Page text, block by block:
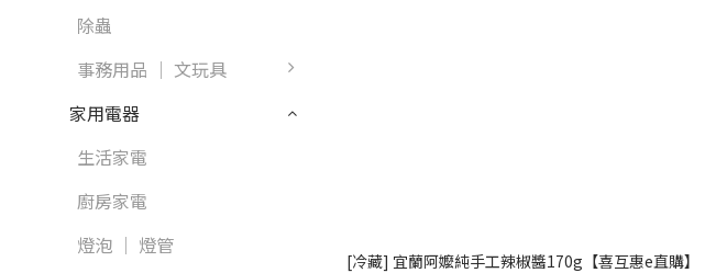
除蟲
事務用品 │ 文玩具
家用電器
生活家電
廚房家電
燈泡 │ 燈管
[冷藏] 宜蘭阿嬤純手工辣椒醬170g【喜互惠e直購】